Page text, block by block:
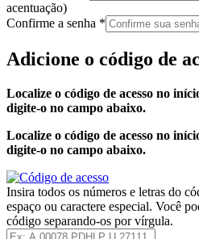
acentuação)
Confirme a senha *
Adicione o código de
Localize o código de acesso no
digite-o no campo abaixo.
Localize o código de acesso no
digite-o no campo abaixo.
Insira todos os números e letras do
espaço ou caractere especial. Você
código separando-os por vírgula.